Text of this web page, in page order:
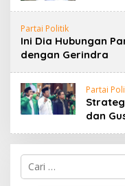
Partai Politik
Ini Dia Hubungan
dengan Gerindra
Partai
dan
Cari
untuk: